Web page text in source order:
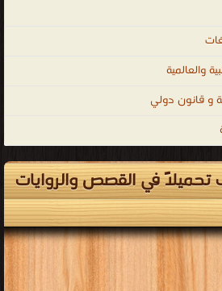
والعالمية
و قانون دولي
في القصص والروايات